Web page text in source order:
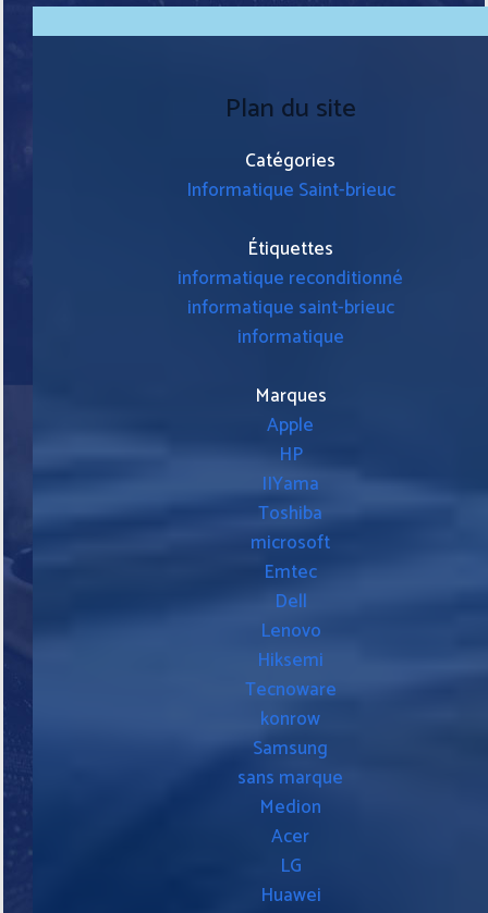
Plan du site
Catégories
Informatique Saint-brieuc
Étiquettes
informatique reconditionné
informatique saint-brieuc
informatique
Marques
Apple
HP
IIYama
Toshiba
microsoft
Emtec
Dell
Lenovo
Hiksemi
Tecnoware
konrow
Samsung
sans marque
Medion
Acer
LG
Huawei